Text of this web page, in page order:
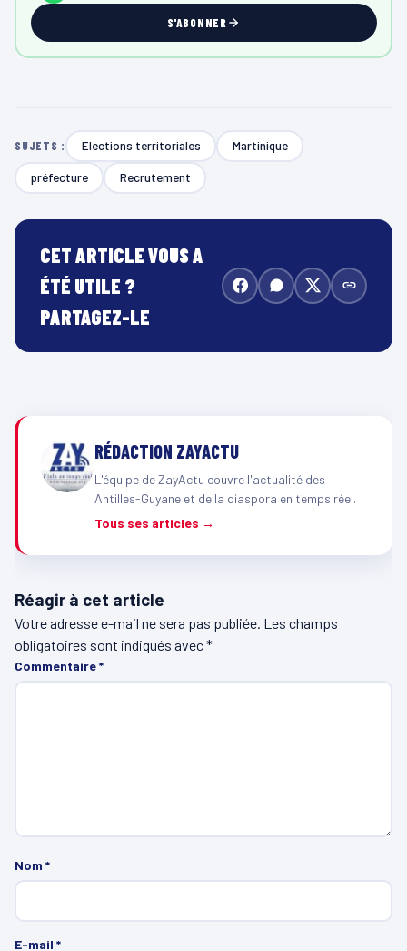
S'ABONNER
SUJETS : Elections territoriales Martinique
préfecture Recrutement
CET ARTICLE VOUS A
ÉTÉ UTILE ?
PARTAGEZ-LE
RÉDACTION ZAYACTU
L'équipe de ZayActu couvre l'actualité des
Antilles-Guyane et de la diaspora en temps réel.
Tous ses articles →
Réagir à cet article
Votre adresse e-mail ne sera pas publiée. Les champs
obligatoires sont indiqués avec*
Commentaire*
Nom *
E-mail *